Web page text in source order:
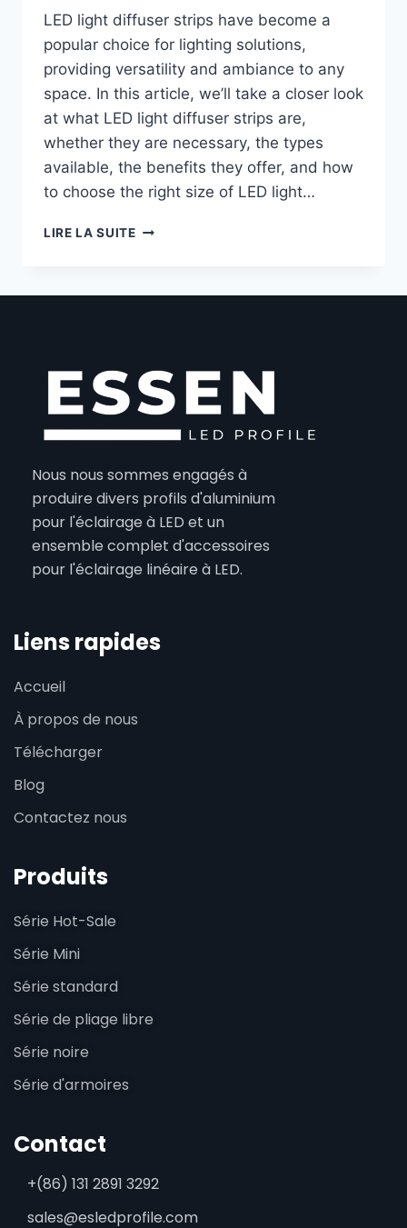
LED light diffuser strips have become a
popular choice for lighting solutions,
providing versatility and ambiance to any
space. In this article, we’ll take a closer look
at what LED light diffuser strips are,
whether they are necessary, the types
available, the benefits they offer, and how
to choose the right size of LED light…
LIRE LA SUITE
Nous nous sommes engagés à
produire divers profils d'aluminium
pour l'éclairage à LED et un
ensemble complet d'accessoires
pour l'éclairage linéaire à LED.
Liens rapides
Accueil
À propos de nous
Télécharger
Blog
Contactez nous
Produits
Série Hot-Sale
Série Mini
Série standard
Série de pliage libre
Série noire
Série d'armoires
Contact
+(86) 131 2891 3292
sales@esledprofile.com